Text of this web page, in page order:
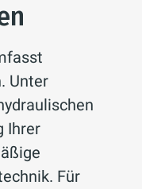
Unter
Ihrer
Für